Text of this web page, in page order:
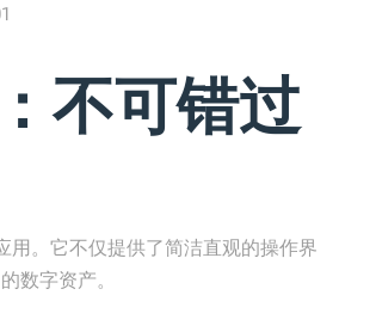
不可错过
用。它不仅提供了简洁直观的操作界
数字资产。